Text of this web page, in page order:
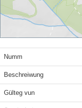
Numm
Beschreiwung
Gülteg vun